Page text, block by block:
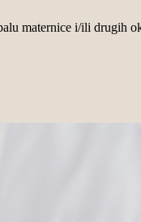
maternice i/ili drugih